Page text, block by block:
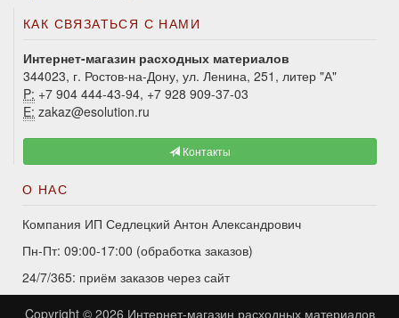
КАК СВЯЗАТЬСЯ С НАМИ
Интернет-магазин расходных материалов
344023, г. Ростов-на-Дону, ул. Ленина, 251, литер "А"
P: +7 904 444-43-94, +7 928 909-37-03
E: zakaz@esolution.ru
Контакты
О НАС
Компания ИП Седлецкий Антон Александрович
Пн-Пт: 09:00-17:00 (обработка заказов)
24/7/365: приём заказов через сайт
Copyright © 2026 Интернет-магазин расходных материалов